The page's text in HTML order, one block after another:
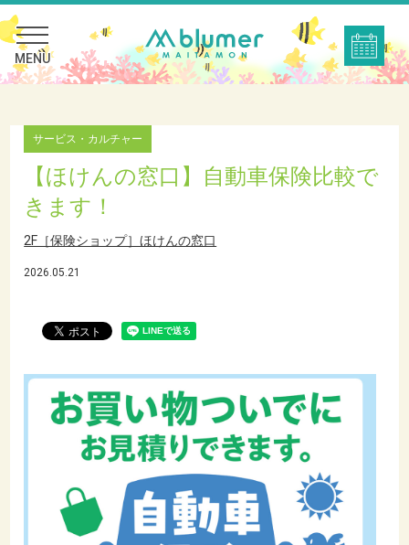
MENU
サービス・カルチャー
【ほけんの窓口】自動車保険比較で
きます！
2F［保険ショップ］ほけんの窓口
2026.05.21